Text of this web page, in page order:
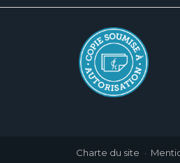
Charte du site